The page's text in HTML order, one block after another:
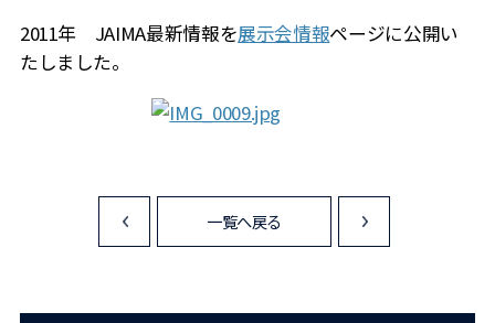
2011年 JAIMA最新情報を展示会情報ページに公開い
たしました。
<
一覧へ戻る